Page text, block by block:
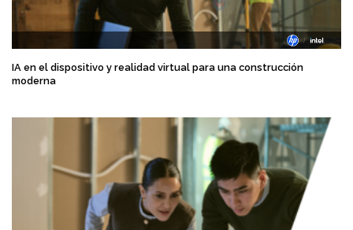
IA en el dispositivo y realidad virtual para una construcción
moderna